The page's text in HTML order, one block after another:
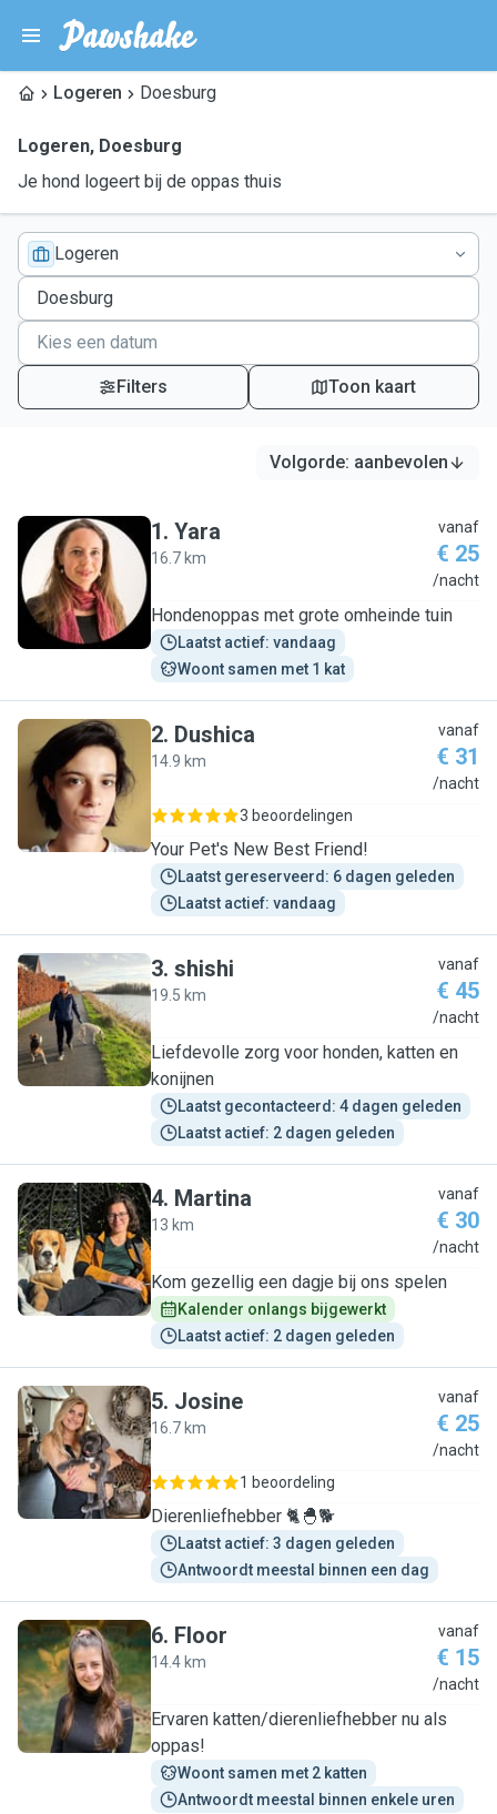
Logeren Doesburg
Logeren, Doesburg
Je hond logeert bij de oppas thuis
Logeren
Filters Toon kaart
Volgorde: aanbevolen
Y
1. Yara
16.7 km
vanaf
€ 25
/nacht
Hondenoppas met grote omheinde tuin
Laatst actief: vandaag
Woont samen met 1 kat
D
2. Dushica
14.9 km
vanaf
€ 31
/nacht
3 beoordelingen
Your Pet's New Best Friend!
Laatst gereserveerd: 6 dagen geleden
Laatst actief: vandaag
S
3. shishi
19.5 km
vanaf
€ 45
/nacht
Liefdevolle zorg voor honden, katten en
konijnen
Laatst gecontacteerd: 4 dagen geleden
Laatst actief: 2 dagen geleden
M
4. Martina
13 km
vanaf
€ 30
/nacht
Kom gezellig een dagje bij ons spelen
Kalender onlangs bijgewerkt
Laatst actief: 2 dagen geleden
J
5. Josine
16.7 km
vanaf
€ 25
/nacht
1 beoordeling
Dierenliefhebber 🐈🐣🐕
Laatst actief: 3 dagen geleden
Antwoordt meestal binnen een dag
F
6. Floor
14.4 km
vanaf
€ 15
/nacht
Ervaren katten/dierenliefhebber nu als
oppas!
Woont samen met 2 katten
Antwoordt meestal binnen enkele uren